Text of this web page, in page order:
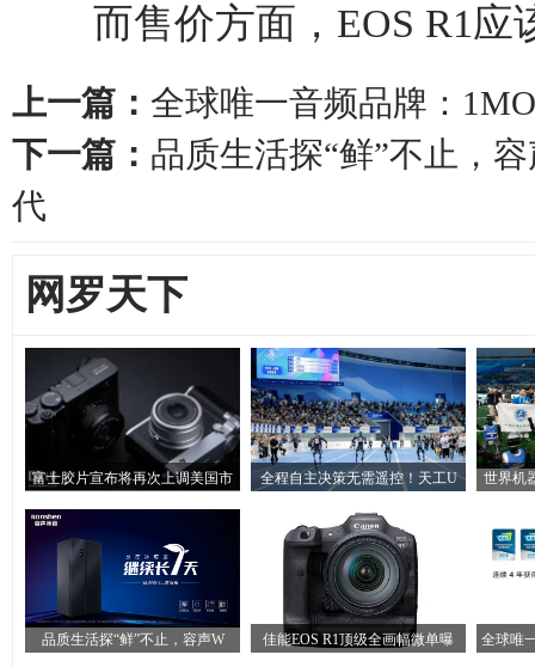
而售价方面，EOS R1应
上一篇： 全球唯一音频品牌：
下一篇： 品质生活探“鲜”不止，
代
网罗天下
富士胶片宣布将再次上调美国市 全程自主决策无需遥控！天工U 世界机
品质生活探“鲜”不止，容声W 佳能EOS R1顶级全画幅微单曝 全球唯